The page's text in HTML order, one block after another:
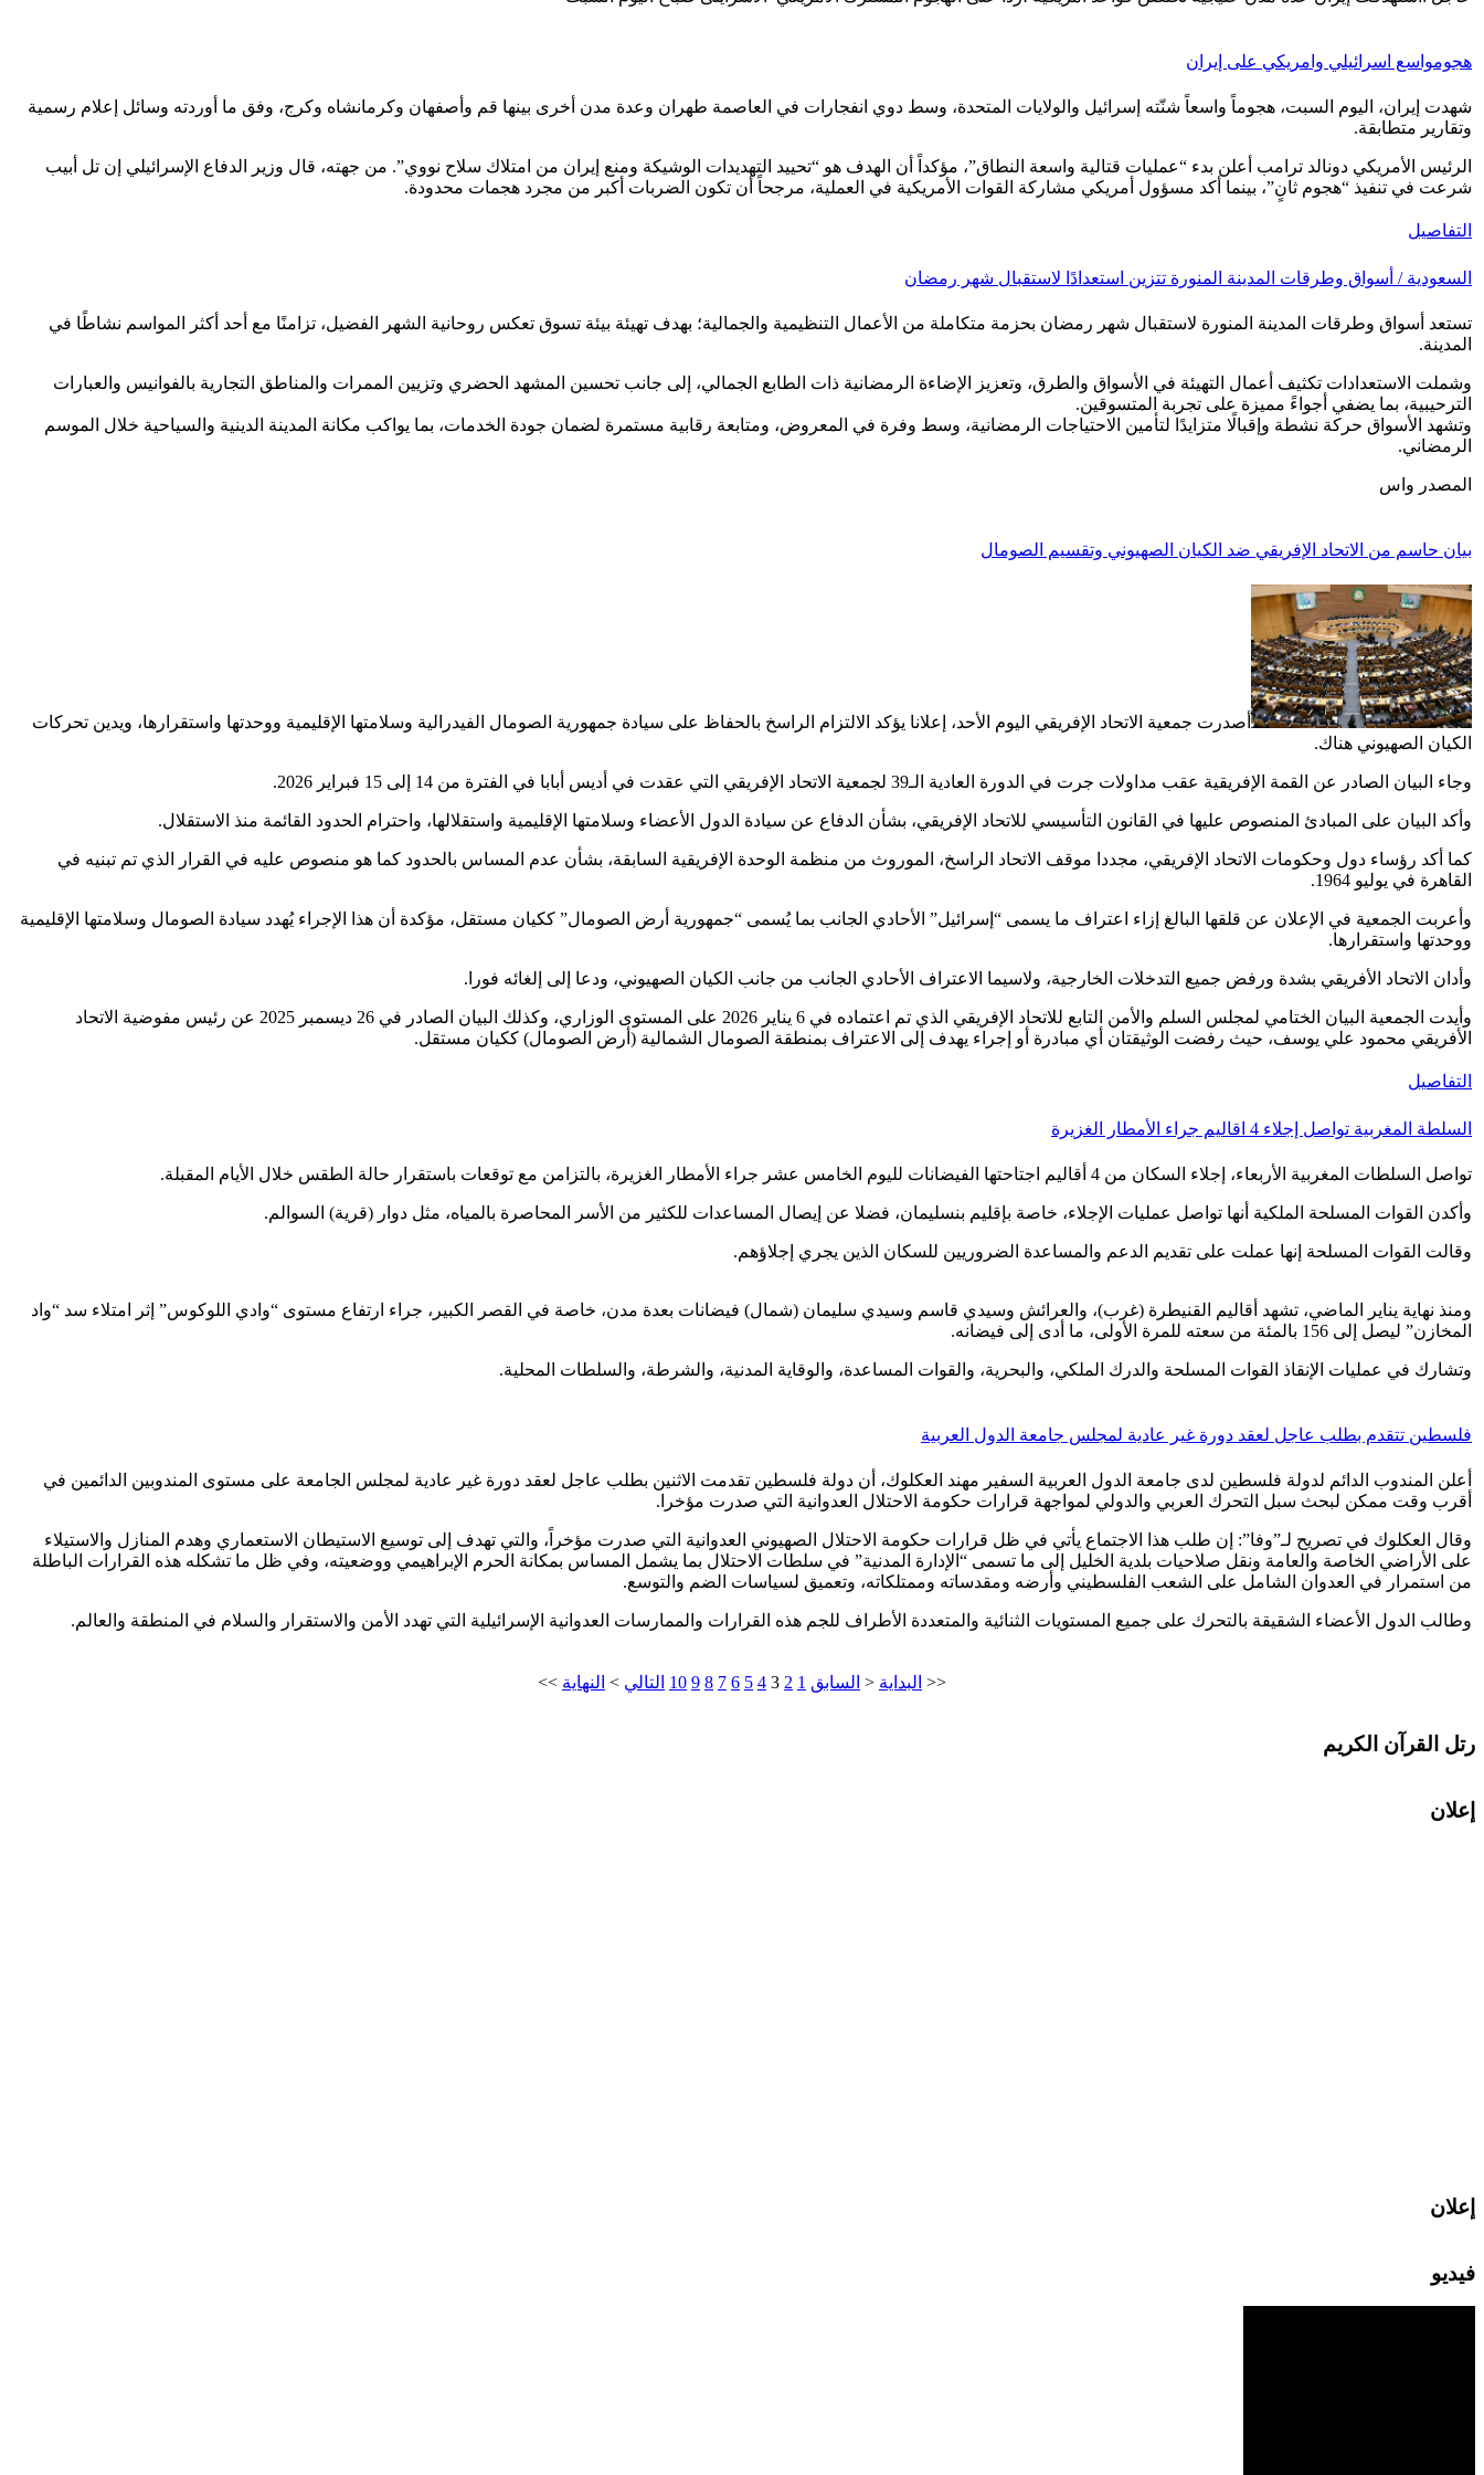
هجومواسع اسرائيلي وامريكي على إيران
شهدت إيران، اليوم السبت، هجوماً واسعاً شنّته إسرائيل والولايات المتحدة، وسط دوي انفجارات في العاصمة طهران وعدة مدن أخرى بينها قم وأصفهان وكرمانشاه وكرج، وفق ما أوردته وسائل إعلام رسمية
وتقارير متطابقة.
الرئيس الأمريكي دونالد ترامب أعلن بدء “عمليات قتالية واسعة النطاق”، مؤكداً أن الهدف هو “تحييد التهديدات الوشيكة ومنع إيران من امتلاك سلاح نووي”. من جهته، قال وزير الدفاع الإسرائيلي إن تل أبيب
شرعت في تنفيذ “هجوم ثانٍ”، بينما أكد مسؤول أمريكي مشاركة القوات الأمريكية في العملية، مرجحاً أن تكون الضربات أكبر من مجرد هجمات محدودة.
التفاصيل
السعودية / أسواق وطرقات المدينة المنورة تتزين استعدادًا لاستقبال شهر رمضان
تستعد أسواق وطرقات المدينة المنورة لاستقبال شهر رمضان بحزمة متكاملة من الأعمال التنظيمية والجمالية؛ بهدف تهيئة بيئة تسوق تعكس روحانية الشهر الفضيل، تزامنًا مع أحد أكثر المواسم نشاطًا في
المدينة.
وشملت الاستعدادات تكثيف أعمال التهيئة في الأسواق والطرق، وتعزيز الإضاءة الرمضانية ذات الطابع الجمالي، إلى جانب تحسين المشهد الحضري وتزيين الممرات والمناطق التجارية بالفوانيس والعبارات
الترحيبية، بما يضفي أجواءً مميزة على تجربة المتسوقين.
وتشهد الأسواق حركة نشطة وإقبالًا متزايدًا لتأمين الاحتياجات الرمضانية، وسط وفرة في المعروض، ومتابعة رقابية مستمرة لضمان جودة الخدمات، بما يواكب مكانة المدينة الدينية والسياحية خلال الموسم
الرمضاني.
المصدر واس
بيان حاسم من الاتحاد الإفريقي ضد الكيان الصهيوني وتقسيم الصومال
أصدرت جمعية الاتحاد الإفريقي اليوم الأحد، إعلانا يؤكد الالتزام الراسخ بالحفاظ على سيادة جمهورية الصومال الفيدرالية وسلامتها الإقليمية ووحدتها واستقرارها، ويدين تحركات
الكيان الصهيوني هناك.
وجاء البيان الصادر عن القمة الإفريقية عقب مداولات جرت في الدورة العادية الـ39 لجمعية الاتحاد الإفريقي التي عقدت في أديس أبابا في الفترة من 14 إلى 15 فبراير 2026.
وأكد البيان على المبادئ المنصوص عليها في القانون التأسيسي للاتحاد الإفريقي، بشأن الدفاع عن سيادة الدول الأعضاء وسلامتها الإقليمية واستقلالها، واحترام الحدود القائمة منذ الاستقلال.
كما أكد رؤساء دول وحكومات الاتحاد الإفريقي، مجددا موقف الاتحاد الراسخ، الموروث من منظمة الوحدة الإفريقية السابقة، بشأن عدم المساس بالحدود كما هو منصوص عليه في القرار الذي تم تبنيه في
القاهرة في يوليو 1964.
وأعربت الجمعية في الإعلان عن قلقها البالغ إزاء اعتراف ما يسمى “إسرائيل” الأحادي الجانب بما يُسمى “جمهورية أرض الصومال” ككيان مستقل، مؤكدة أن هذا الإجراء يُهدد سيادة الصومال وسلامتها الإقليمية
ووحدتها واستقرارها.
وأدان الاتحاد الأفريقي بشدة ورفض جميع التدخلات الخارجية، ولاسيما الاعتراف الأحادي الجانب من جانب الكيان الصهيوني، ودعا إلى إلغائه فورا.
وأيدت الجمعية البيان الختامي لمجلس السلم والأمن التابع للاتحاد الإفريقي الذي تم اعتماده في 6 يناير 2026 على المستوى الوزاري، وكذلك البيان الصادر في 26 ديسمبر 2025 عن رئيس مفوضية الاتحاد
الأفريقي محمود علي يوسف، حيث رفضت الوثيقتان أي مبادرة أو إجراء يهدف إلى الاعتراف بمنطقة الصومال الشمالية (أرض الصومال) ككيان مستقل.
التفاصيل
السلطة المغربية تواصل إجلاء 4 اقاليم جراء الأمطار الغزيرة
تواصل السلطات المغربية الأربعاء، إجلاء السكان من 4 أقاليم اجتاحتها الفيضانات لليوم الخامس عشر جراء الأمطار الغزيرة، بالتزامن مع توقعات باستقرار حالة الطقس خلال الأيام المقبلة.
وأكدن القوات المسلحة الملكية أنها تواصل عمليات الإجلاء، خاصة بإقليم بنسليمان، فضلا عن إيصال المساعدات للكثير من الأسر المحاصرة بالمياه، مثل دوار (قرية) السوالم.
وقالت القوات المسلحة إنها عملت على تقديم الدعم والمساعدة الضروريين للسكان الذين يجري إجلاؤهم.
ومنذ نهاية يناير الماضي، تشهد أقاليم القنيطرة (غرب)، والعرائش وسيدي قاسم وسيدي سليمان (شمال) فيضانات بعدة مدن، خاصة في القصر الكبير، جراء ارتفاع مستوى “وادي اللوكوس” إثر امتلاء سد “واد
المخازن” ليصل إلى 156 بالمئة من سعته للمرة الأولى، ما أدى إلى فيضانه.
وتشارك في عمليات الإنقاذ القوات المسلحة والدرك الملكي، والبحرية، والقوات المساعدة، والوقاية المدنية، والشرطة، والسلطات المحلية.
فلسطين تتقدم بطلب عاجل لعقد دورة غير عادية لمجلس جامعة الدول العربية
أعلن المندوب الدائم لدولة فلسطين لدى جامعة الدول العربية السفير مهند العكلوك، أن دولة فلسطين تقدمت الاثنين بطلب عاجل لعقد دورة غير عادية لمجلس الجامعة على مستوى المندوبين الدائمين في
أقرب وقت ممكن لبحث سبل التحرك العربي والدولي لمواجهة قرارات حكومة الاحتلال العدوانية التي صدرت مؤخرا.
وقال العكلوك في تصريح لـ”وفا”: إن طلب هذا الاجتماع يأتي في ظل قرارات حكومة الاحتلال الصهيوني العدوانية التي صدرت مؤخراً، والتي تهدف إلى توسيع الاستيطان الاستعماري وهدم المنازل والاستيلاء
على الأراضي الخاصة والعامة ونقل صلاحيات بلدية الخليل إلى ما تسمى “الإدارة المدنية” في سلطات الاحتلال بما يشمل المساس بمكانة الحرم الإبراهيمي ووضعيته، وفي ظل ما تشكله هذه القرارات الباطلة
من استمرار في العدوان الشامل على الشعب الفلسطيني وأرضه ومقدساته وممتلكاته، وتعميق لسياسات الضم والتوسع.
وطالب الدول الأعضاء الشقيقة بالتحرك على جميع المستويات الثنائية والمتعددة الأطراف للجم هذه القرارات والممارسات العدوانية الإسرائيلية التي تهدد الأمن والاستقرار والسلام في المنطقة والعالم.
<< البداية < السابق 1
2
3
4
5
6
7
8
9
10 التالي > النهاية >>
رتل القرآن الكريم
إعلان
إعلان
فيديو